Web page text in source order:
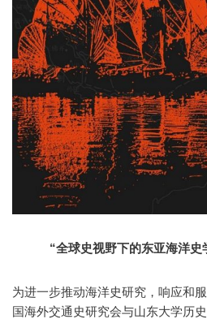
“全球史视野下的东亚海洋史
为进一步推动海洋史研究，响应和
国海外交通史研究会与山东大学历